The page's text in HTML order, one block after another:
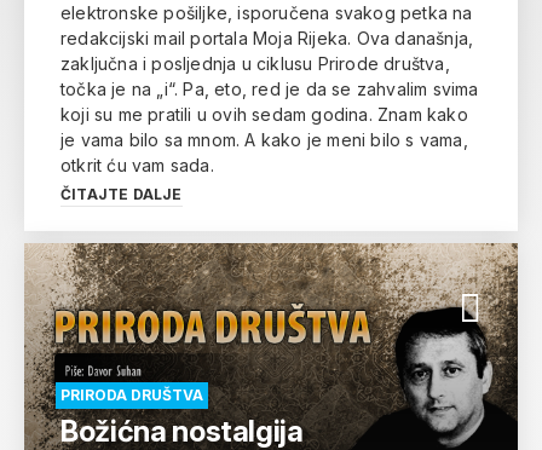
elektronske pošiljke, isporučena svakog petka na
redakcijski mail portala Moja Rijeka. Ova današnja,
zaključna i posljednja u ciklusu Prirode društva,
točka je na „i“. Pa, eto, red je da se zahvalim svima
koji su me pratili u ovih sedam godina. Znam kako
je vama bilo sa mnom. A kako je meni bilo s vama,
otkrit ću vam sada.
ČITAJTE DALJE
PRIRODA DRUŠTVA
Božićna nostalgija